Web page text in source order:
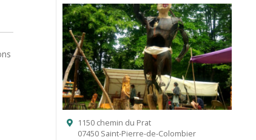
1150 chemin du Prat
07450 Saint-Pierre-de-Colombier